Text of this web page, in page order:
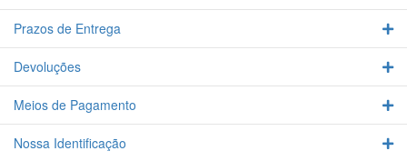
Prazos de Entrega
Devoluções
Meios de Pagamento
Nossa Identificação